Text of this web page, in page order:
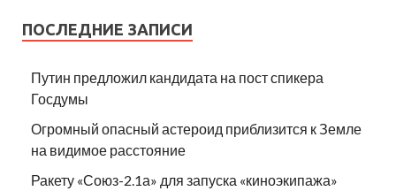
ПОСЛЕДНИЕ ЗАПИСИ
Путин предложил кандидата на пост спикера
Госдумы
Огромный опасный астероид приблизится к Земле
на видимое расстояние
Ракету «Союз-2.1а» для запуска «киноэкипажа»